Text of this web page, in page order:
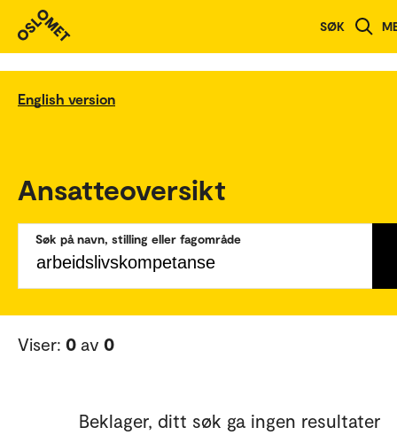
SØK
English version
Ansatteoversikt
Søk på navn, stilling eller fagområde
Viser: 0 av 0
Beklager, ditt søk ga ingen resultater